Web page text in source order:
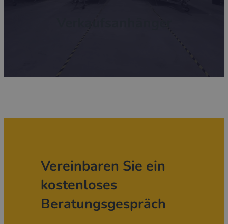
Vereinbaren Sie ein
kostenloses
Beratungsgespräch